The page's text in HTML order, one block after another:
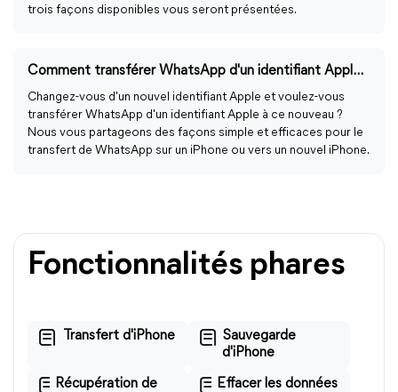
trois façons disponibles vous seront présentées.
Comment transférer WhatsApp d'un identifiant Apple à un autre ?
Changez-vous d'un nouvel identifiant Apple et voulez-vous
transférer WhatsApp d'un identifiant Apple à ce nouveau ?
Nous vous partageons des façons simple et efficaces pour le
transfert de WhatsApp sur un iPhone ou vers un nouvel iPhone.
Fonctionnalités phares
Transfert d'iPhone
Sauvegarde
d'iPhone
Récupération de
Effacer les données